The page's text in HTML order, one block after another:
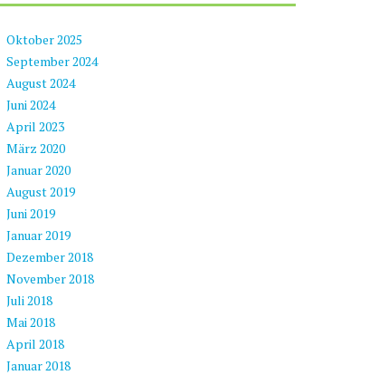
Oktober 2025
September 2024
August 2024
Juni 2024
April 2023
März 2020
Januar 2020
August 2019
Juni 2019
Januar 2019
Dezember 2018
November 2018
Juli 2018
Mai 2018
April 2018
Januar 2018